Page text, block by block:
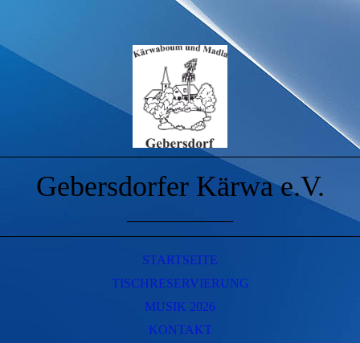
Gebersdorfer Kärwa e.V.
STARTSEITE
TISCHRESERVIERUNG
MUSIK 2026
KONTAKT